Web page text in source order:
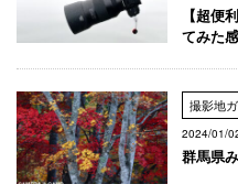
【超便
てみた
撮影地
2024/01/
群馬県